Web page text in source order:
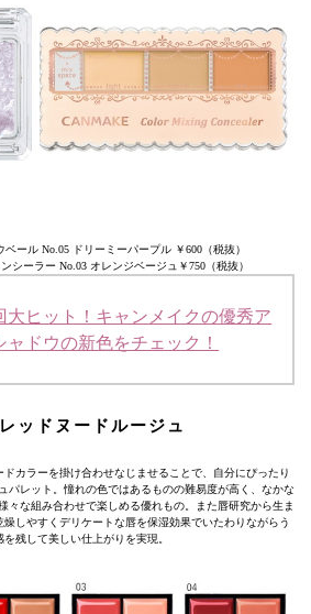
ール No.05 ドリーミーパープル ￥600（税抜）
シーラー No.03 オレンジベージュ￥750（税抜）
大ヒット！キャンメイクの優秀ア
ャドウの新色をチェック！
ッドヌードルージュ
カラーを掛け合わせなじませることで、自分にぴったり
パレット。憧れの色ではあるものの難易度が高く、なかな
々な組み合わせで楽しめる優れもの。また唇研究から生ま
しやすくデリケートな唇を保湿効果でいたわりながらう
を残して美しい仕上がりを実現。